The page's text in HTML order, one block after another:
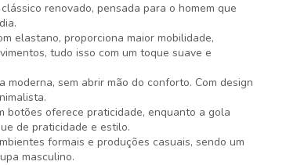
renovado, pensada para o homem que
elastano, proporciona maior mobilidade,
tudo isso com um toque suave e
moderna, sem abrir mão do conforto. Com design
botões oferece praticidade, enquanto a gola
de praticidade e estilo.
formais e produções casuais, sendo um
masculino.